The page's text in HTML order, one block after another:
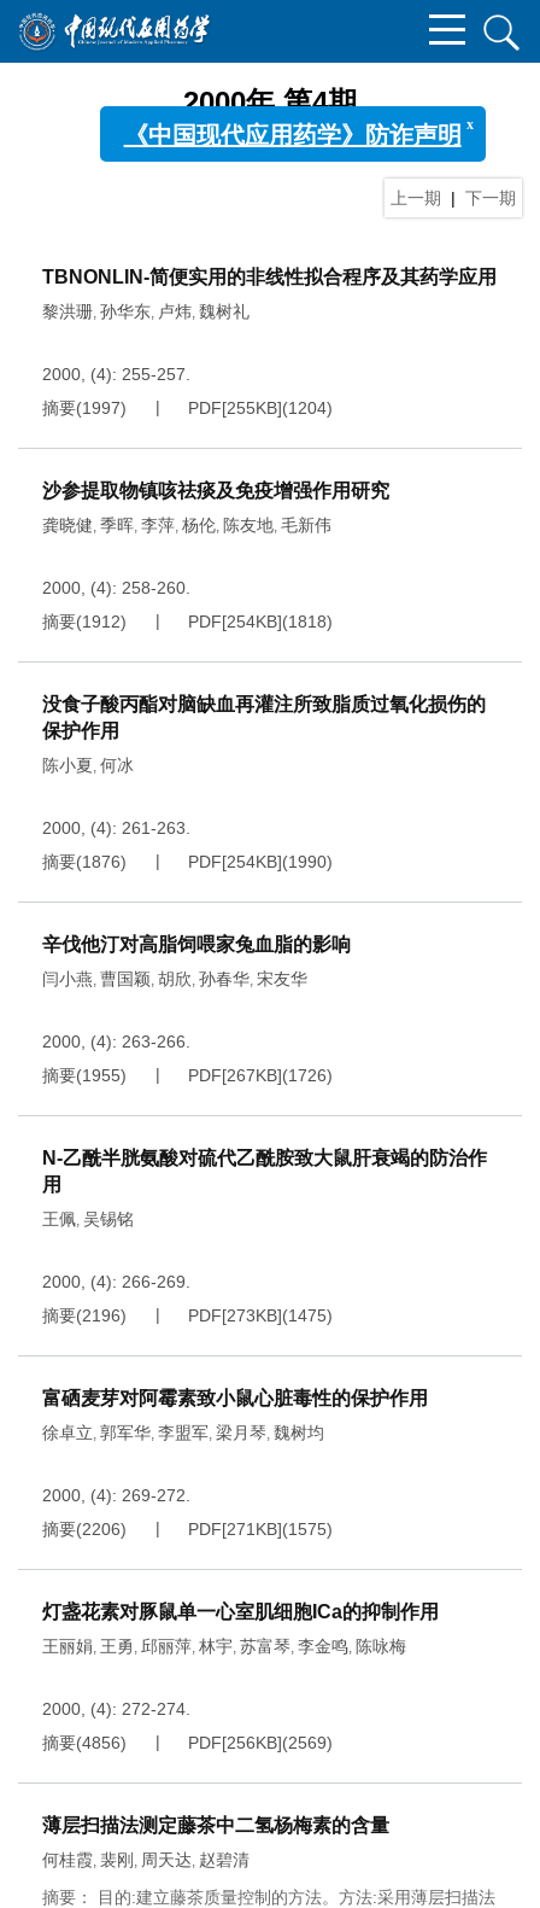
2000年 第4期
上一期 | 下一期
TBNONLIN-简便实用的非线性拟合程序及其药学应用
黎洪珊, 孙华东, 卢炜, 魏树礼
2000, (4): 255-257.
摘要(1997) PDF[255KB](1204)
沙参提取物镇咳祛痰及免疫增强作用研究
龚晓健, 季晖, 李萍, 杨伦, 陈友地, 毛新伟
2000, (4): 258-260.
摘要(1912) PDF[254KB](1818)
没食子酸丙酯对脑缺血再灌注所致脂质过氧化损伤的
保护作用
陈小夏, 何冰
2000, (4): 261-263.
摘要(1876) PDF[254KB](1990)
辛伐他汀对高脂饲喂家兔血脂的影响
闫小燕, 曹国颖, 胡欣, 孙春华, 宋友华
2000, (4): 263-266.
摘要(1955) PDF[267KB](1726)
N-乙酰半胱氨酸对硫代乙酰胺致大鼠肝衰竭的防治作
用
王佩, 吴锡铭
2000, (4): 266-269.
摘要(2196) PDF[273KB](1475)
富硒麦芽对阿霉素致小鼠心脏毒性的保护作用
徐卓立, 郭军华, 李盟军, 梁月琴, 魏树均
2000, (4): 269-272.
摘要(2206) PDF[271KB](1575)
灯盏花素对豚鼠单一心室肌细胞ICa的抑制作用
王丽娟, 王勇, 邱丽萍, 林宇, 苏富琴, 李金鸣, 陈咏梅
2000, (4): 272-274.
摘要(4856) PDF[256KB](2569)
薄层扫描法测定藤茶中二氢杨梅素的含量
何桂霞, 裴刚 , 周天达, 赵碧清
摘要： 目的:建立藤茶质量控制的方法。方法:采用薄层扫描法
《中国现代应用药学》防诈声明